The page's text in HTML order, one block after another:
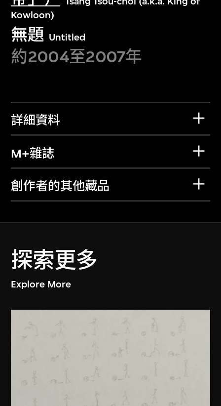
Kowloon)
無題 Untitled
約2004至2007年
詳細資料
M+雜誌
創作者的其他藏品
探索更多
Explore More
文化藏品。